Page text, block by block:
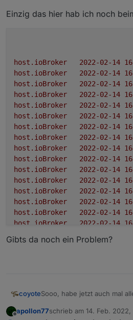
Einzig das hier hab ich noch
host.ioBroker
host.ioBroker
host.ioBroker
host.ioBroker
host.ioBroker
host.ioBroker
host.ioBroker
host.ioBroker
host.ioBroker
host.ioBroker
host.ioBroker
host.ioBroker
host.ioBroker
host.ioBroker
host.ioBroker
host.ioBroker
host.ioBroker
Gibts da noch ein Problem?
coyoteSooo, habe jetzt auch mal
DB ist auf Redis/Redis.
Upgrade Prozess:
apollon77schrieb am 14. Feb. 2022,
zuletzt editiert von